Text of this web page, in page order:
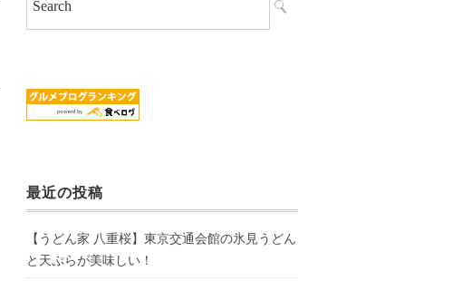
最近の投稿
【うどん家 八重桜】東京交通会館の氷見うどん
と天ぷらが美味しい！